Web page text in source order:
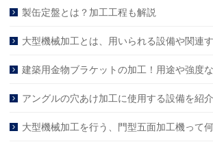
製缶定盤とは？加工工程も解説
大型機械加工とは、用いられる設備や関連
建築用金物ブラケットの加工！用途や強度
アングルの穴あけ加工に使用する設備を紹介
大型機械加工を行う、門型五面加工機って